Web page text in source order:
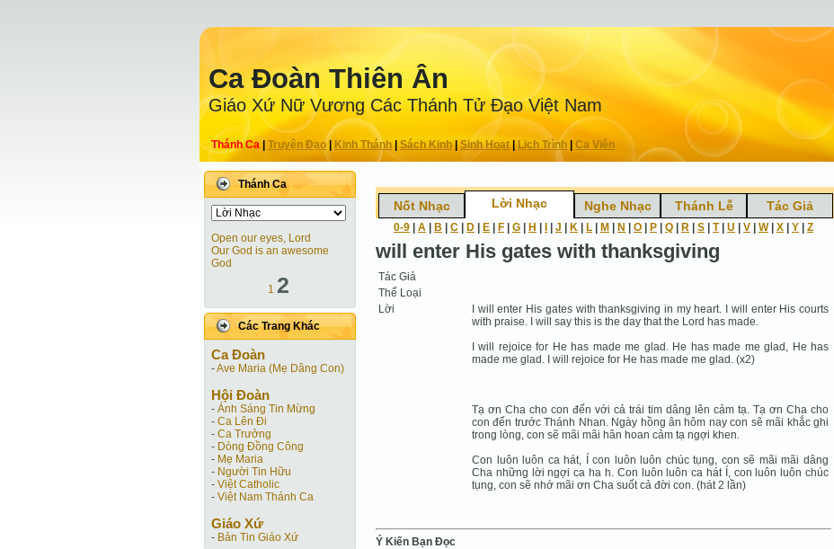
Ca Ðoàn Thiên Ân
Giáo Xứ Nữ Vương Các Thánh Tử Ðạo Việt Nam
Thánh Ca Truyện Ðạo| Kinh Thánh Sách Kinh|Sinh Hoạt| Lịch Trình Ca Viên
Thánh Ca
Open our eyes, Lord
Our God is an awesome
God
1 2
Các Trang Khác
Ca Ðoàn
-Ave Maria (Mẹ Dâng Con)
Hội Ðoàn
- Ánh Sáng Tin Mừng
- Ca Lên Đi
- Ca Trưởng
- Dòng Đồng Công
- Mẹ Maria
- Người Tin Hữu
- Việt Catholic
- Việt Nam Thánh Ca
Giáo Xứ
- Bản Tin Giáo Xứ
Nốt Nhạc Lời Nhạc Nghe Nhạc Thánh Lễ Tác Giả
0-9 A B C D E F G H J K L M N O P Q R S T| U V W| X Y Z
will enter His gates with thanksgiving
Tác Giả
Thể Loại
Lời
I will enter His gates with thanksgiving in my heart. I will enter His courts
with praise. I will say this is the day that the Lord has made.
I will rejoice for He has made me glad. He has made me glad, He has
made me glad. I will rejoice for He has made me glad. (x2)
Tạ ơn Cha cho con đến với cả trái tim dâng lên cảm tạ. Tạ ơn Cha cho
con đến trước Thánh Nhan. Ngày hồng ân hôm nay con sẽ mãi khắc ghi
trong lòng, con sẽ mãi mãi hân hoan cảm tạ ngợi khen.
Con luôn luôn ca hát, Í con luôn luôn chúc tụng, con sẽ mãi mãi dâng
Cha những lời ngợi ca ha h. Con luôn luôn ca hát Í, con luôn luôn chúc
tụng, con sẽ nhớ mãi ơn Cha suốt cả đời con. (hát 2 lần)
Ý Kiến Bạn Ðọc